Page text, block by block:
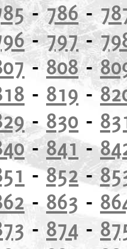
-786-
-797-
-808-
- 819 -
- 830 -
-841-
-852-
- 863 -
- 874 -